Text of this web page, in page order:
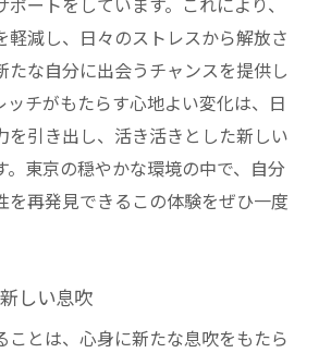
ートをしています。これにより、
軽減し、日々のストレスから解放さ
たな自分に出会うチャンスを提供し
ッチがもたらす心地よい変化は、日
を引き出し、活き活きとした新しい
。東京の穏やかな環境の中で、自分
を再発見できるこの体験をぜひ一度
しい息吹
ことは、心身に新たな息吹をもたら